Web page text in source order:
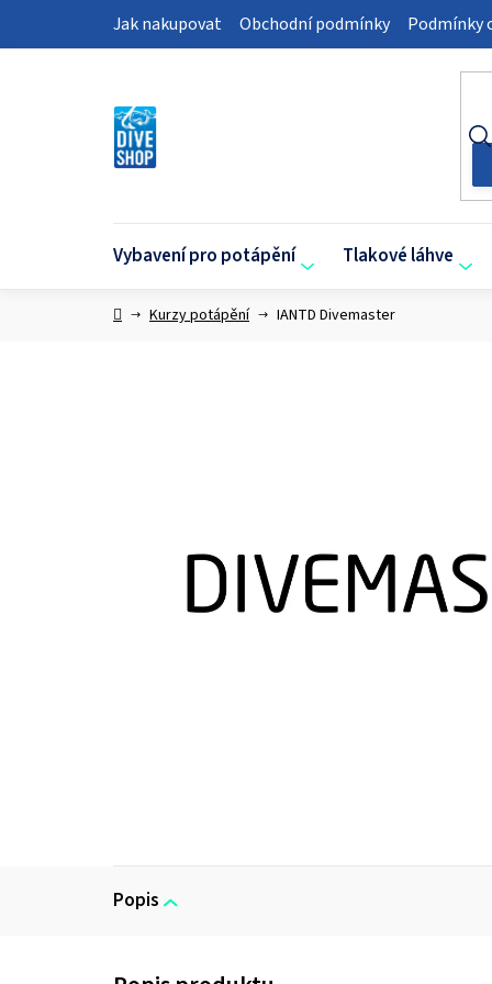
Jak nakupovat Obchodní podmínky Podmínky
Vybavení pro potápění Tlakové láhve
DomůKurzy potápění IANTD Divemaster
Popis